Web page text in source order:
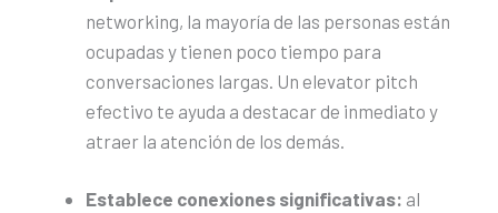
networking, la mayoría de las personas están
ocupadas y tienen poco tiempo para
conversaciones largas. Un elevator pitch
efectivo te ayuda a destacar de inmediato y
atraer la atención de los demás.
Establece conexiones significativas: al